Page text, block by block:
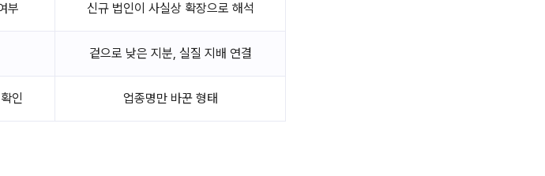
부 신규 법인이 사실상 확장으로 해석
겉으로 낮은 지분, 실질 지배 연결
인 업종명만 바꾼 형태